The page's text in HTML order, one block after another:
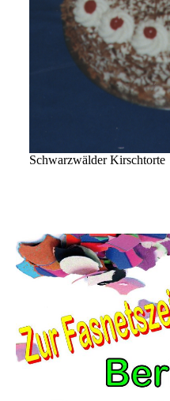
Schwarzwälder Kirschtorte